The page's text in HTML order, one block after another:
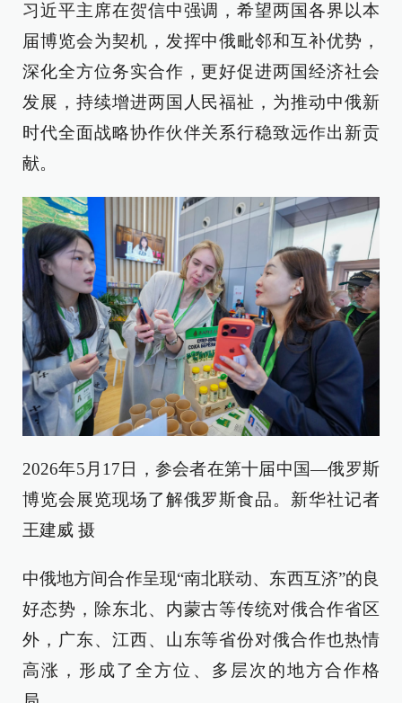
习近平主席在贺信中强调，希望两国各界以本
届博览会为契机，发挥中俄毗邻和互补优势，
深化全方位务实合作，更好促进两国经济社会
发展，持续增进两国人民福祉，为推动中俄新
时代全面战略协作伙伴关系行稳致远作出新贡
献。
2026年5月17日，参会者在第十届中国—俄罗斯
博览会展览现场了解俄罗斯食品。新华社记者
王建威 摄
中俄地方间合作呈现“南北联动、东西互济”的良
好态势，除东北、内蒙古等传统对俄合作省区
外，广东、江西、山东等省份对俄合作也热情
高涨，形成了全方位、多层次的地方合作格